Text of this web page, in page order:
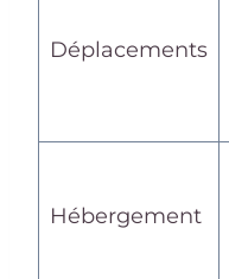
Déplacements
Hébergement